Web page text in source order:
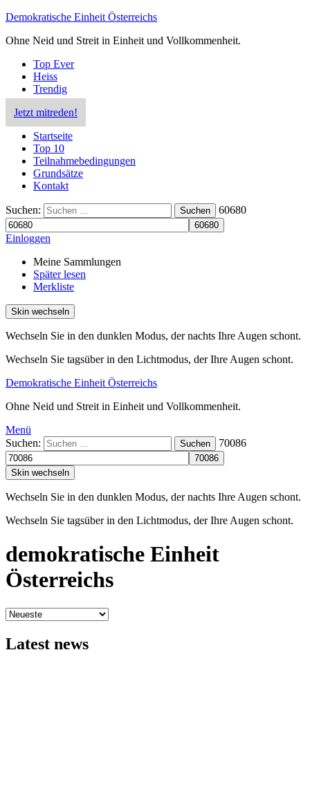
Demokratische Einheit Österreichs
Ohne Neid und Streit in Einheit und Vollkommenheit.
Top Ever
Heiss
Trendig
Jetzt mitreden!
Startseite
Top 10
Teilnahmebedingungen
Grundsätze
Kontakt
Suchen: Suchen 60680
Einloggen
Meine Sammlungen
Später lesen
Merkliste
Skin wechseln
Wechseln Sie in den dunklen Modus, der nachts Ihre Augen schont.
Wechseln Sie tagsüber in den Lichtmodus, der Ihre Augen schont.
Demokratische Einheit Österreichs
Ohne Neid und Streit in Einheit und Vollkommenheit.
Menü
Suchen:
Suchen 70086
Skin wechseln
Wechseln Sie in den dunklen Modus, der nachts Ihre Augen schont.
Wechseln Sie tagsüber in den Lichtmodus, der Ihre Augen schont.
demokratische Einheit
Österreichs
Latest news